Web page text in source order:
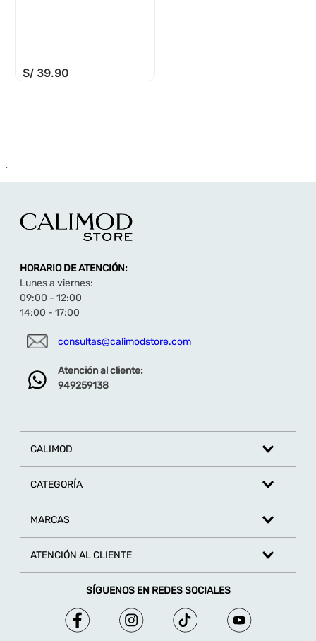
S/ 39.90
.
HORARIO DE ATENCIÓN:
Lunes a viernes:
09:00 - 12:00
14:00 - 17:00
consultas@calimodstore.com
Atención al cliente:
949259138
CALIMOD
CATEGORÍA
MARCAS
ATENCIÓN AL CLIENTE
SÍGUENOS EN REDES SOCIALES